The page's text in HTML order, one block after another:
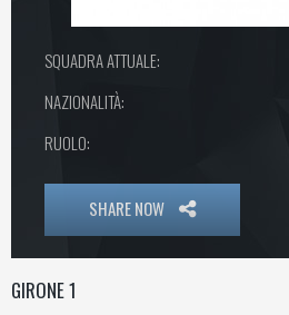
SQUADRA ATTUALE:
NAZIONALITÀ:
RUOLO:
SHARE NOW
GIRONE 1